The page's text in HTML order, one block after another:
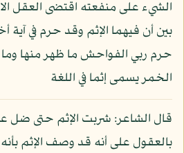
الشيء على منفعته اقتضى العقل
بين أن فيهما الإثم وقد حرم في آية
حرم ربي الفواحش ما ظهر منها
الخمر يسمى إثما في اللغة
قال الشاعر: شربت الإثم حتى ضل
بالعقول على أنه قد وصف الإثم بأنه